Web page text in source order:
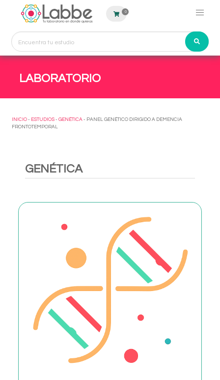
0
LABORATORIO
INICIO - ESTUDIOS - GENÉTICA - PANEL GENÉTICO DIRIGIDO A DEMENCIA
FRONTOTEMPORAL
GENÉTICA